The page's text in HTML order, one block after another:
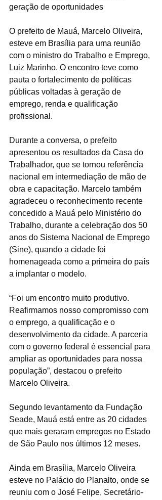
geração de oportunidades
O prefeito de Mauá, Marcelo Oliveira,
esteve em Brasília para uma reunião
com o ministro do Trabalho e Emprego,
Luiz Marinho. O encontro teve como
pauta o fortalecimento de políticas
públicas voltadas à geração de
emprego, renda e qualificação
profissional.
Durante a conversa, o prefeito
apresentou os resultados da Casa do
Trabalhador, que se tornou referência
nacional em intermediação de mão de
obra e capacitação. Marcelo também
agradeceu o reconhecimento recente
concedido a Mauá pelo Ministério do
Trabalho, durante a celebração dos 50
anos do Sistema Nacional de Emprego
(Sine), quando a cidade foi
homenageada como a primeira do país
a implantar o modelo.
“Foi um encontro muito produtivo.
Reafirmamos nosso compromisso com
o emprego, a qualificação e o
desenvolvimento da cidade. A parceria
com o governo federal é essencial para
ampliar as oportunidades para nossa
população”, destacou o prefeito
Marcelo Oliveira.
Segundo levantamento da Fundação
Seade, Mauá está entre as 20 cidades
que mais geraram empregos no Estado
de São Paulo nos últimos 12 meses.
Ainda em Brasília, Marcelo Oliveira
esteve no Palácio do Planalto, onde se
reuniu com o José Felipe, Secretário-